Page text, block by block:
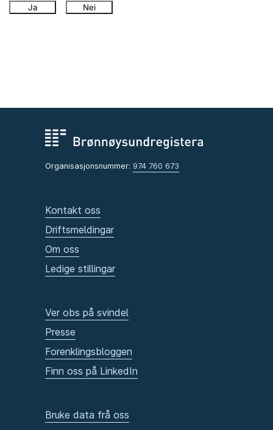
Ja Nei
Organisasjonsnummer: 974 760 673
Kontakt oss
Driftsmeldingar
Om oss
Ledige stillingar
Ver obs på svindel
Presse
Forenklingsbloggen
Finn oss på LinkedIn
Bruke data frå oss